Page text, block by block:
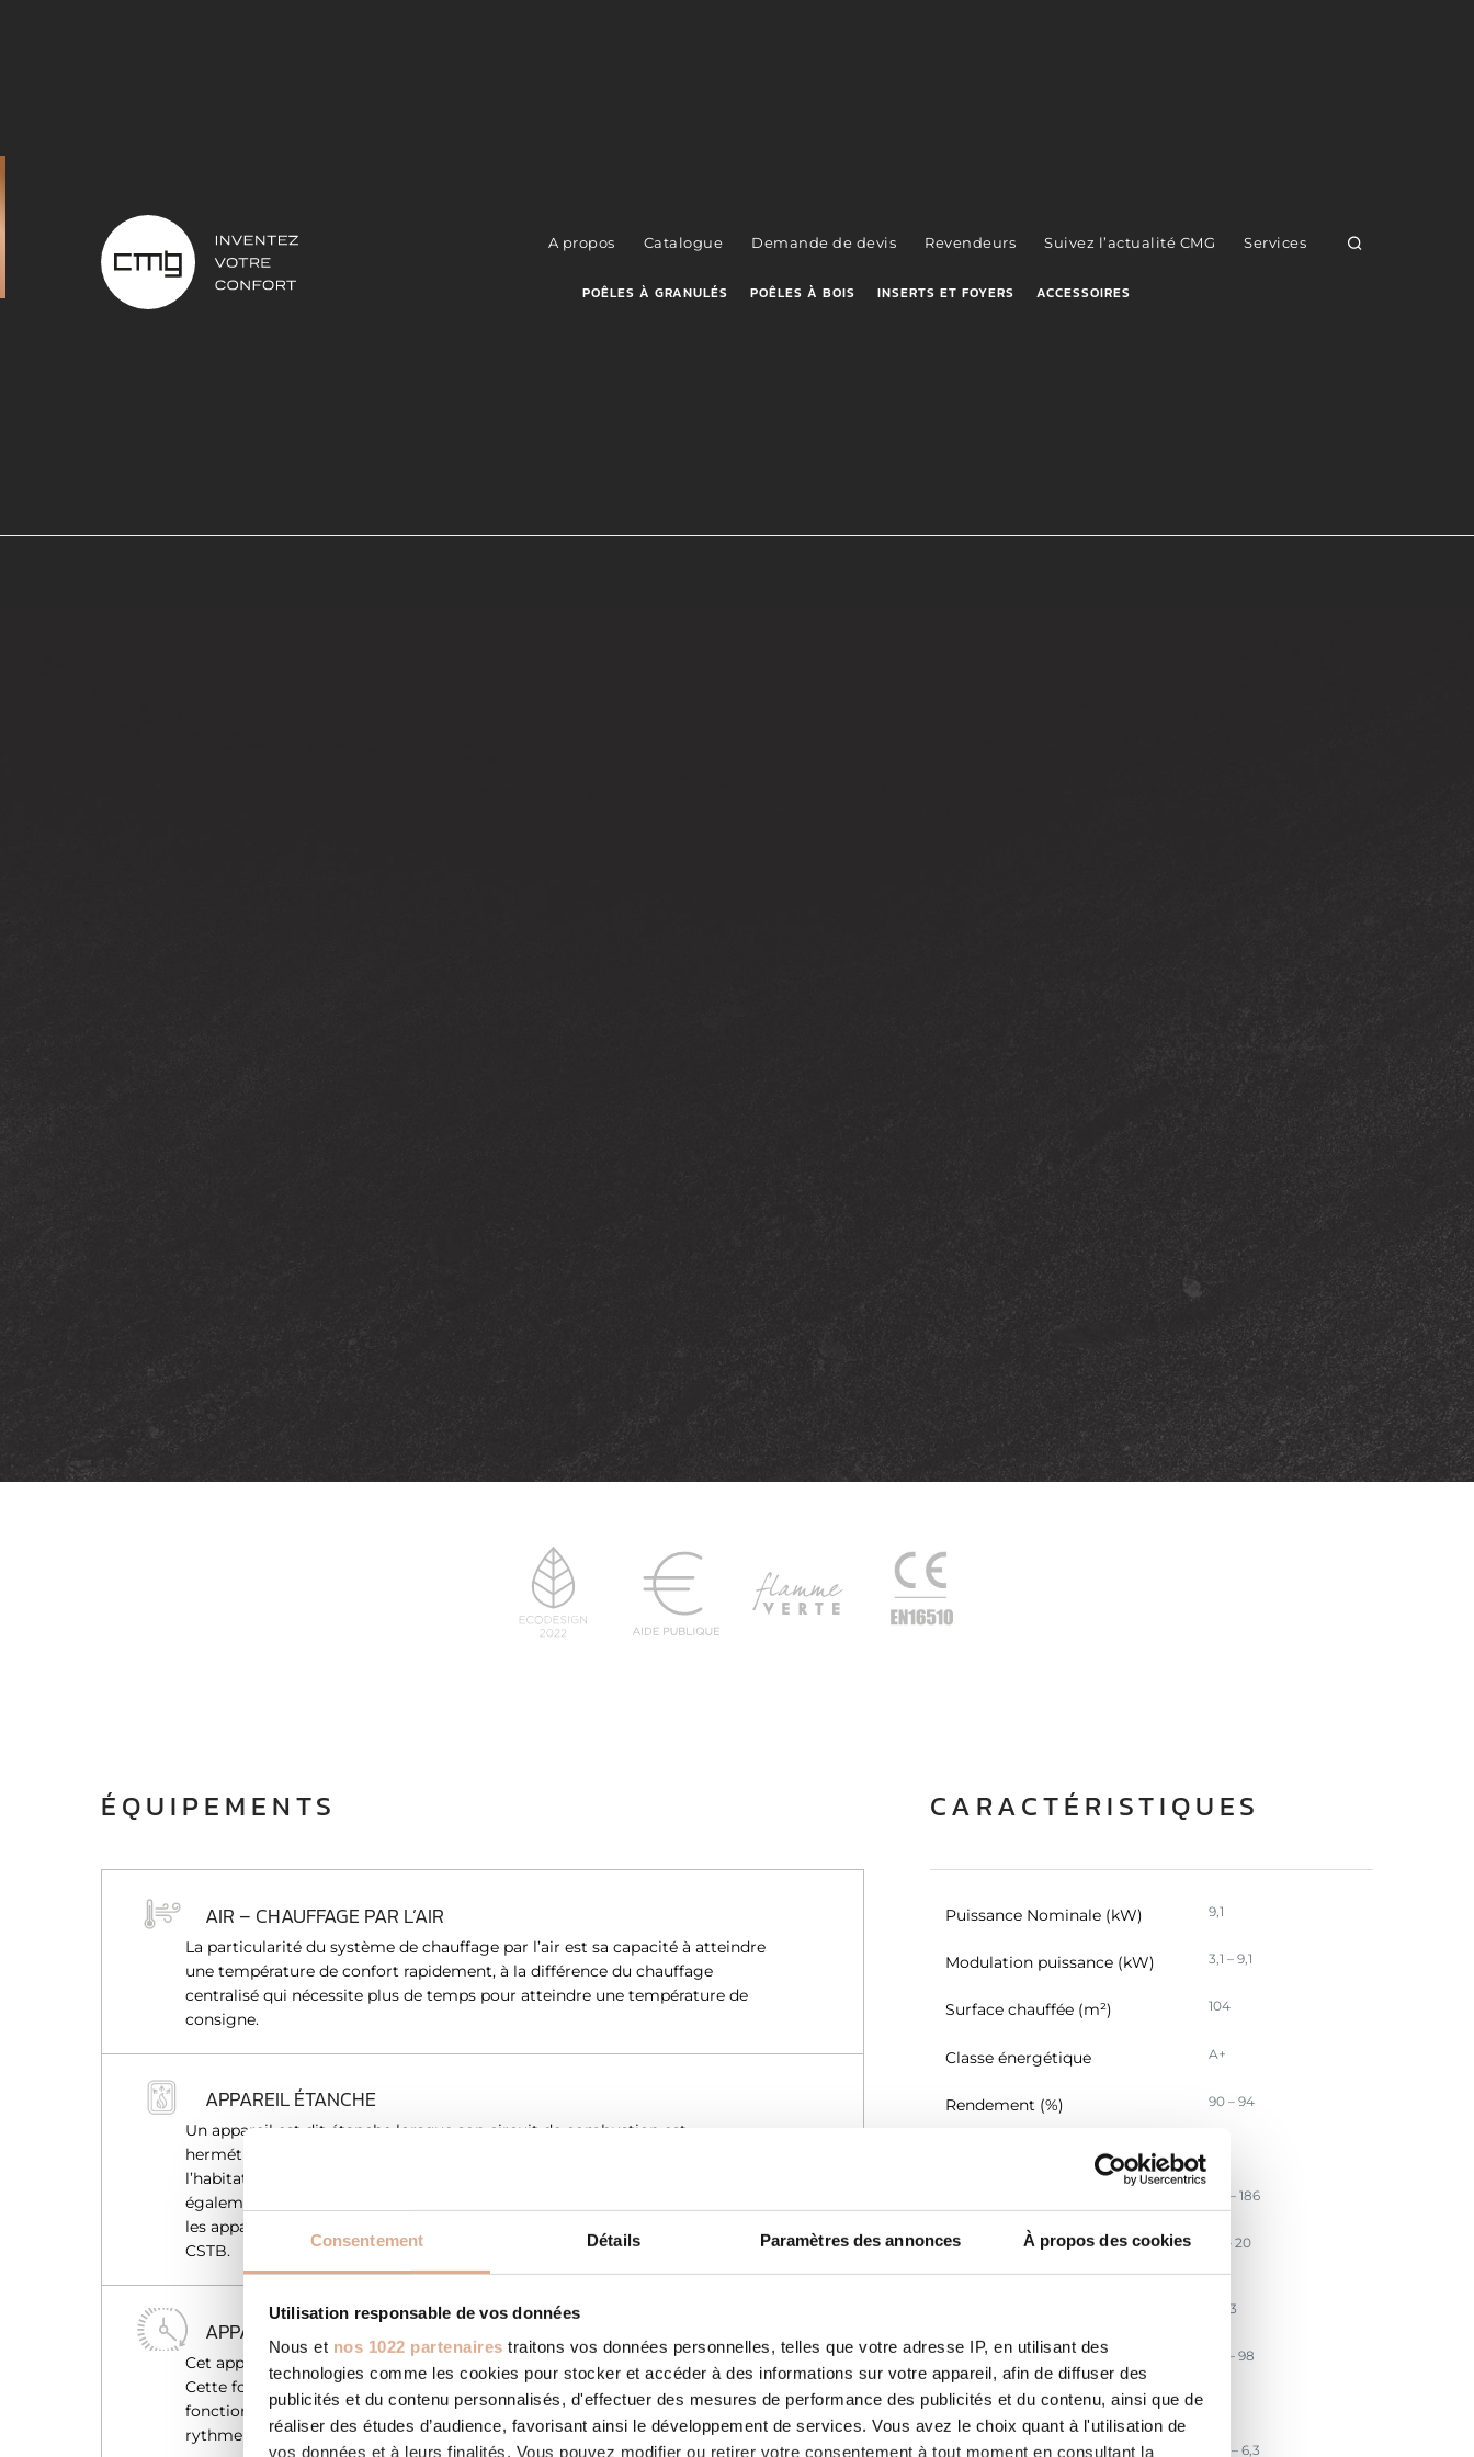
Consentement Détails Paramètres des annonces À propos des cookies
Utilisation responsable de vos données
Nous et nos 1022 partenaires traitons vos données personnelles, telles que votre adresse IP, en utilisant des
technologies comme les cookies pour stocker et accéder à des informations sur votre appareil, afin de diffuser des
publicités et du contenu personnalisés, d'effectuer des mesures de performance des publicités et du contenu, ainsi que de
réaliser des études d’audience, favorisant ainsi le développement de services. Vous avez le choix quant à l'utilisation de
vos données et à leurs finalités. Vous pouvez modifier ou retirer votre consentement à tout moment en consultant la
A propos Catalogue Demande de devis Revendeurs Suivez l’actualité CMG Services
POÊLES À GRANULÉS POÊLES À BOIS INSERTS ET FOYERS ACCESSOIRES
ÉQUIPEMENTS
AIR – CHAUFFAGE PAR L’AIR
La particularité du système de chauffage par l’air est sa capacité à atteindre
une température de confort rapidement, à la différence du chauffage
centralisé qui nécessite plus de temps pour atteindre une température de
consigne.
APPAREIL ÉTANCHE
Un appareil est dit étanche lorsque son circuit de combustion est
hermétique et que l’air nécessaire pour la combustion n’est pas prélevé dans
l’habitation. Gage de sécurité supplémentaire, cette caractéristique permet
également d’offrir une solution à toutes les configurations d’installation. Tous
les appareils étanches sont couverts par Avis Technique (DTA) délivré par le
CSTB.
APPAREIL PROGRAMMABLE
Cet appareil intègre une programmation des horaires de fonctionnement.
Cette fonction vous permet de choisir votre température de confort en
fonction de votre présence. L’appareil s’adapte par conséquent à votre
rythme de vie et optimise la consommation de combustible.
CARACTÉRISTIQUES
Puissance Nominale (kW) 9,1
Modulation puissance (kW) 3,1 – 9,1
Surface chauffée (m²) 104
Classe énergétique A+
Rendement (%) 90 – 94
Rendement saisonnier (%)
88 – 186
Emission particules PM
14 – 20
2 – 3
Emission NOx (mg/Nm3) 87 – 98
Efficacité énergétique IEE
3,0 – 6,3